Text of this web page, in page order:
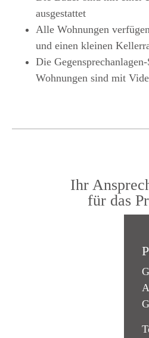
ausgestattet
Alle Wohnungen
und einen kleinen
Die
Wohnungen sind mit
Ihr
für das